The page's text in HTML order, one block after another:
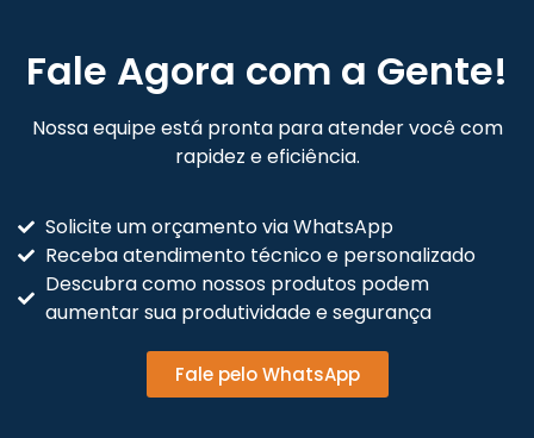
Fale Agora com a Gente!
Nossa equipe está pronta para atender você com
rapidez e eficiência.
Solicite um orçamento via WhatsApp
Receba atendimento técnico e personalizado
Descubra como nossos produtos podem
aumentar sua produtividade e segurança
Fale pelo WhatsApp